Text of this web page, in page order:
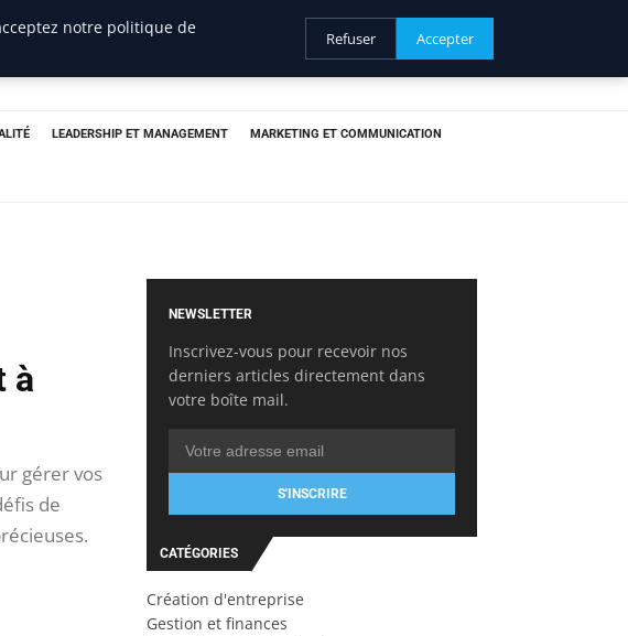
LEADERSHIP ET MANAGEMENT MARKETING ET COMMUNICATION
à
gérer vos
de
NEWSLETTER
Inscrivez-vous pour recevoir nos
derniers articles directement dans
votre boîte mail.
S'INSCRIRE
CATÉGORIES
Création d'entreprise
Gestion et finances
notre politique de
Refuser Accepter